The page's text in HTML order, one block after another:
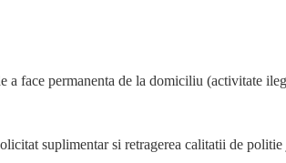
face permanenta de la domiciliu (activitate
suplimentar si retragerea calitatii de